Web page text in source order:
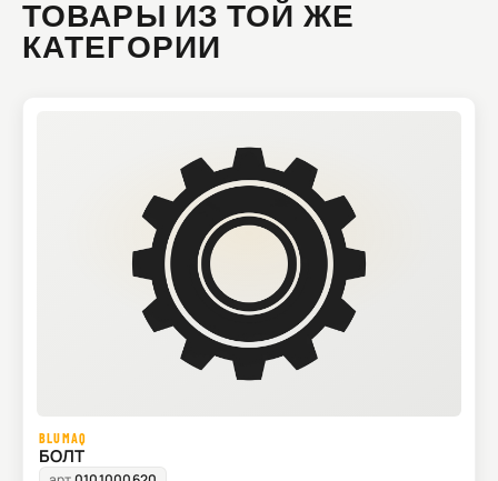
ТОВАРЫ ИЗ ТОЙ ЖЕ
КАТЕГОРИИ
BLUMAQ
БОЛТ